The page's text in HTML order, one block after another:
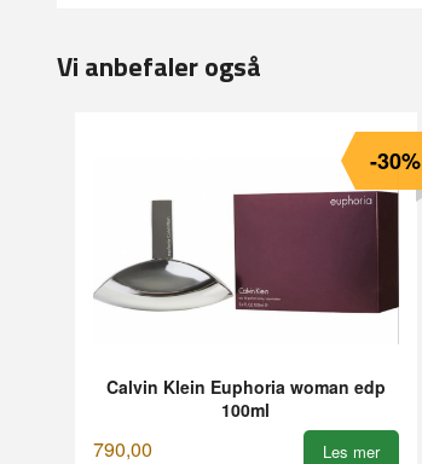
Vi anbefaler også
Calvin Klein Euphoria woman edp
100ml
790,00
-30%
Les mer